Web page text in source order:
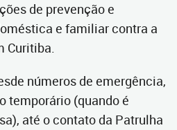
de prevenção e
e familiar contra a
Curitiba.
números de emergência,
temporário (quando é
até o contato da Patrulha